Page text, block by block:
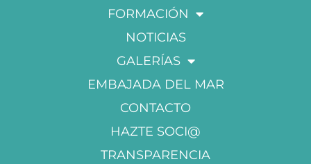
FORMACIÓN
NOTICIAS
GALERÍAS
EMBAJADA DEL MAR
CONTACTO
HAZTE SOCI@
TRANSPARENCIA